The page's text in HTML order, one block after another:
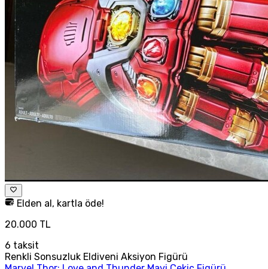
Elden al, kartla öde!
20.000 TL
6 taksit
Renkli Sonsuzluk Eldiveni Aksiyon Figürü